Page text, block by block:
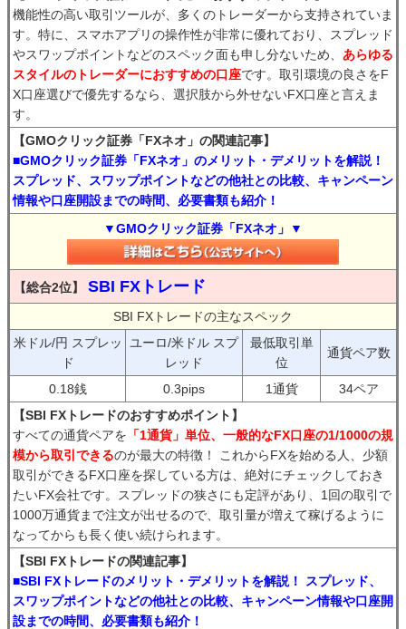
機能性の高い取引ツールが、多くのトレーダーから支持されていま
す。特に、スマホアプリの操作性が非常に優れており、スプレッド
やスワップポイントなどのスペック面も申し分ないため、 あらゆる
スタイルのトレーダーにおすすめの口座です。取引環境の良さをF
X口座選びで優先するなら、選択肢から外せないFX口座と言えま
す。
【GMOクリック証券「FXネオ」の関連記事】
■GMOクリック証券「FXネオ」のメリット・デメリットを解説！
スプレッド、スワップポイントなどの他社との比較、キャンペーン
情報や口座開設までの時間、必要書類も紹介！
▼GMOクリック証券「FXネオ」▼
【総合2位】 SBI FXトレード
SBI FXトレードの主なスペック
米ドル/円 スプレッ
ド
ユーロ/米ドル スプ
レッド
最低取引単
位
通貨ペア数
0.18銭 0.3pips 1通貨
34ペア
【SBI FXトレードのおすすめポイント】
すべての通貨ペアを 「1通貨」単位、一般的なFX口座の1/1000の規
模から取引できるのが最大の特徴！ これからFXを始める人、少額
取引ができるFX口座を探している方は、絶対にチェックしておき
たいFX会社です。スプレッドの狭さにも定評があり、1回の取引で
1000万通貨まで注文が出せるので、取引量が増えて稼げるように
なってからも長く使い続けられます。
【SBI FXトレードの関連記事】
■SBI FXトレードのメリット・デメリットを解説！ スプレッド、
スワップポイントなどの他社との比較、キャンペーン情報や口座開
設までの時間、必要書類も紹介！